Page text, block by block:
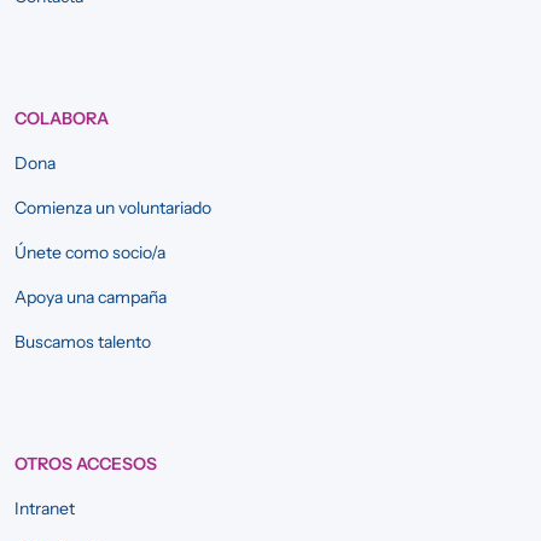
COLABORA
Dona
Comienza un voluntariado
Únete como socio/a
Apoya una campaña
Buscamos talento
OTROS ACCESOS
Intranet